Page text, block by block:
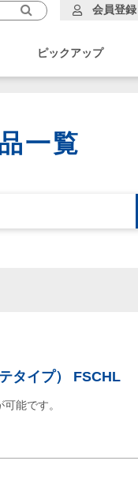
ピックアップ
会員登録
一覧
タイプ） FSCHL
能です。